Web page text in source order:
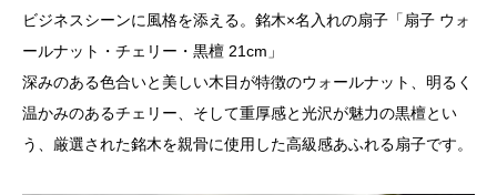
ビジネスシーンに風格を添える。銘木×名入れの扇子「扇子 ウォ
ールナット・チェリー・黒檀 21cm」
深みのある色合いと美しい木目が特徴のウォールナット、明るく
温かみのあるチェリー、そして重厚感と光沢が魅力の黒檀とい
う、厳選された銘木を親骨に使用した高級感あふれる扇子です。